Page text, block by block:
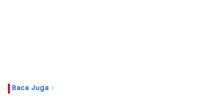
Baca Juga :